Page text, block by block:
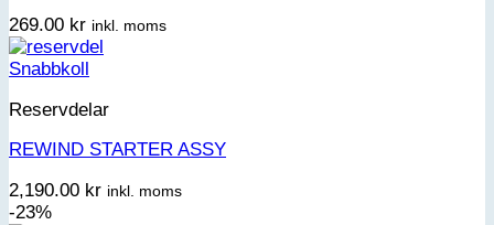
269.00 kr inkl. moms
Snabbkoll
Reservdelar
REWIND STARTER ASSY
2,190.00 kr inkl. moms
-23%